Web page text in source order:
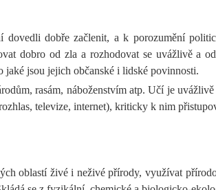
dobře začlenit, a k porozumění
dobro od zla a rozhodovat se uvážlivě a
jaké jsou jejich občanské i lidské povinnosti.
rasám, náboženstvím atp. Učí je
televize, internet), kriticky k nim
oblastí živé i neživé přírody, využívat